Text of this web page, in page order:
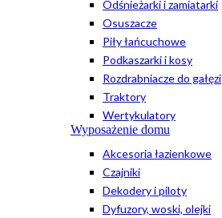
Odśnieżarki i zamiatarki
Osuszacze
Piły łańcuchowe
Podkaszarki i kosy
Rozdrabniacze do gałęzi
Traktory
Wertykulatory
Wyposażenie domu
Akcesoria łazienkowe
Czajniki
Dekodery i piloty
Dyfuzory, woski, olejki